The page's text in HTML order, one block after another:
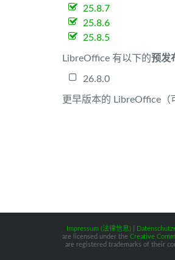
25.8.7
25.8.6
25.8.5
LibreOffice 有以下的预发
26.8.0
更早版本的 LibreOffice（
Impressum (法律信息)
are licensed under the Creative
are registered trademarks of their